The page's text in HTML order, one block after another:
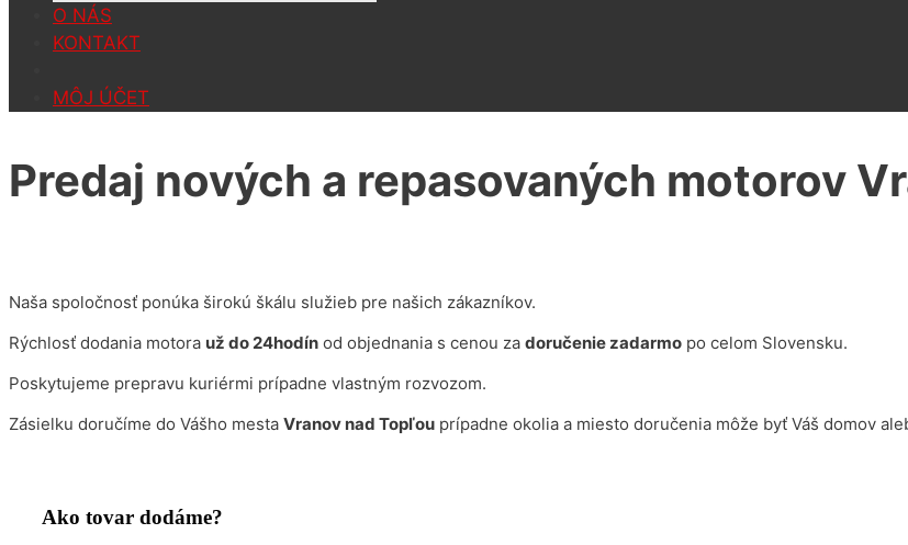
O NÁS
KONTAKT
MÔJ ÚČET
Predaj nových a repasovaných motorov
Naša spoločnosť ponúka širokú škálu služieb pre našich zákazníkov.
Rýchlosť dodania motora už do 24hodín od objednania s cenou za doručenie zadarmo po celom Slovensku.
Poskytujeme prepravu kuriérmi prípadne vlastným rozvozom.
Zásielku doručíme do Vášho mesta Vranov nad Topľou prípadne okolia a miesto doručenia môže byť Váš domov
Ako tovar dodáme?